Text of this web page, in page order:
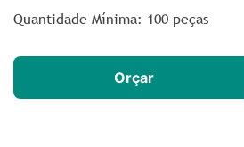
Quantidade Mínima: 100 peças
Orçar